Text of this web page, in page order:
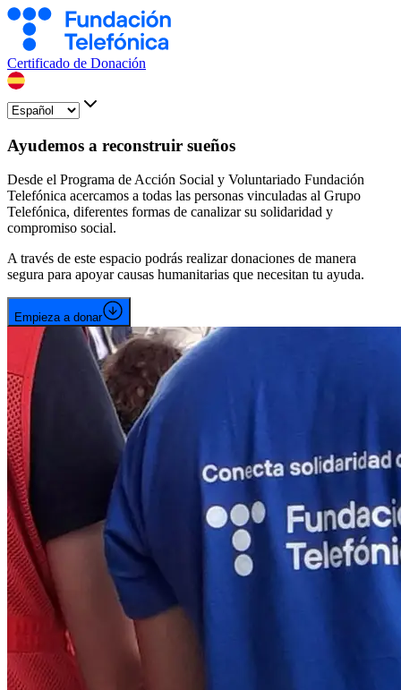
Certificado de Donación
Ayudemos a reconstruir sueños
Desde el Programa de Acción Social y Voluntariado Fundación
Telefónica acercamos a todas las personas vinculadas al Grupo
Telefónica, diferentes formas de canalizar su solidaridad y
compromiso social.
A través de este espacio podrás realizar donaciones de manera
segura para apoyar causas humanitarias que necesitan tu ayuda.
Empieza a donar